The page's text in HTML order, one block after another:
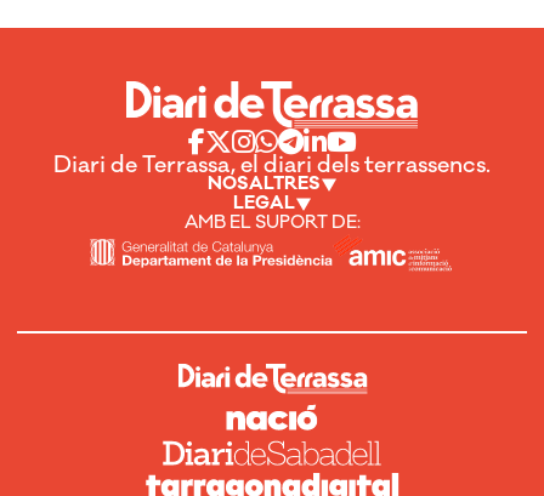
Diari de Terrassa, el diari dels terrassencs.
NOSALTRES
LEGAL
AMB EL SUPORT DE: